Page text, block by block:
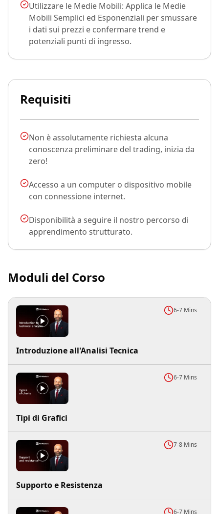
Utilizzare le Medie Mobili: Applica le Medie
Mobili Semplici ed Esponenziali per smussare
i dati sui prezzi e confermare trend e
potenziali punti di ingresso.
Requisiti
Non è assolutamente richiesta alcuna
conoscenza preliminare del trading, inizia da
zero!
Accesso a un computer o dispositivo mobile
con connessione internet.
Disponibilità a seguire il nostro percorso di
apprendimento strutturato.
Moduli del Corso
6-7 Mins
Introduzione all'Analisi Tecnica
6-7 Mins
Tipi di Grafici
7-8 Mins
Supporto e Resistenza
6-7 Mins